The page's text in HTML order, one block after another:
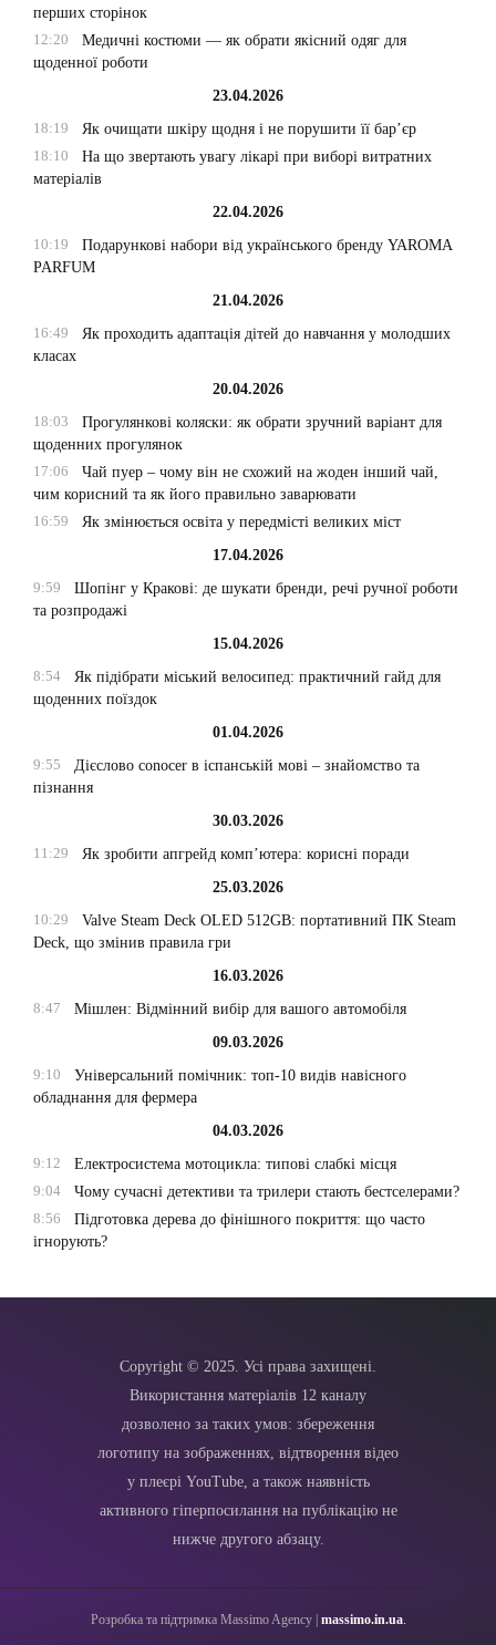
перших сторінок
12:20
Медичні костюми — як обрати якісний одяг для
щоденної роботи
23.04.2026
18:19
Як очищати шкіру щодня і не порушити її бар’єр
18:10
На що звертають увагу лікарі при виборі витратних
матеріалів
22.04.2026
10:19
Подарункові набори від українського бренду YAROMA
PARFUM
21.04.2026
16:49
Як проходить адаптація дітей до навчання у молодших
класах
20.04.2026
18:03
Прогулянкові коляски: як обрати зручний варіант для
щоденних прогулянок
17:06
Чай пуер – чому він не схожий на жоден інший чай,
чим корисний та як його правильно заварювати
16:59
Як змінюється освіта у передмісті великих міст
17.04.2026
9:59
Шопінг у Кракові: де шукати бренди, речі ручної роботи
та розпродажі
15.04.2026
8:54
Як підібрати міський велосипед: практичний гайд для
щоденних поїздок
01.04.2026
9:55
Дієслово conocer в іспанській мові – знайомство та
пізнання
30.03.2026
11:29
Як зробити апгрейд комп’ютера: корисні поради
25.03.2026
10:29
Valve Steam Deck OLED 512GB: портативний ПК Steam
Deck, що змінив правила гри
16.03.2026
8:47
Мішлен: Відмінний вибір для вашого автомобіля
09.03.2026
9:10
Універсальний помічник: топ-10 видів навісного
обладнання для фермера
04.03.2026
9:12
Електросистема мотоцикла: типові слабкі місця
9:04
Чому сучасні детективи та трилери стають бестселерами?
8:56
Підготовка дерева до фінішного покриття: що часто
ігнорують?
Copyright © 2025. Усі права захищені.
Використання матеріалів 12 каналу
дозволено за таких умов: збереження
логотипу на зображеннях, відтворення відео
у плеєрі YouTube, а також наявність
активного гіперпосилання на публікацію не
нижче другого абзацу.
Розробка та підтримка Massimo Agency | massimo.in.ua.